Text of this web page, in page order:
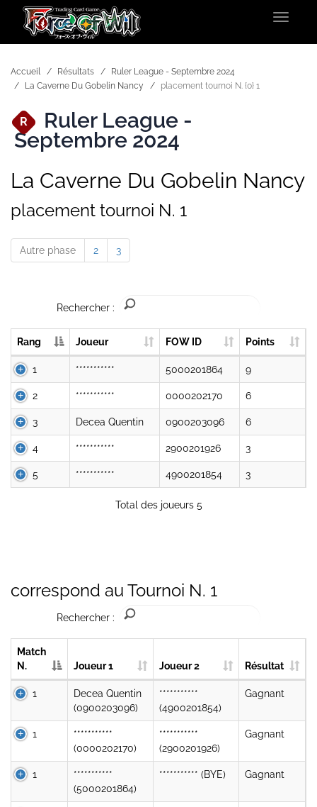
Toggle
Accueil Résultats
Ruler League - Septembre 2024
La Caverne Du Gobelin Nancy
placement tournoi N. {0} 1
R Ruler League -
Septembre 2024
La Caverne Du Gobelin Nancy
placement tournoi N. 1
Autre phase 2 3
Rechercher :
Rang Joueur FOW ID Points
1 *********** 5000201864 9
2 *********** 0000202170 6
3 Decea Quentin 0900203096 6
4 *********** 2900201926 3
5 *********** 4900201854 3
Total des joueurs 5
correspond au Tournoi N. 1
Rechercher :
Match
N.
Joueur 1 Joueur 2 Résultat
1
Decea Quentin
(0900203096)
***********
(4900201854)
Gagnant
1
***********
(0000202170)
***********
(2900201926)
Gagnant
1
***********
(5000201864)
*********** (BYE) Gagnant